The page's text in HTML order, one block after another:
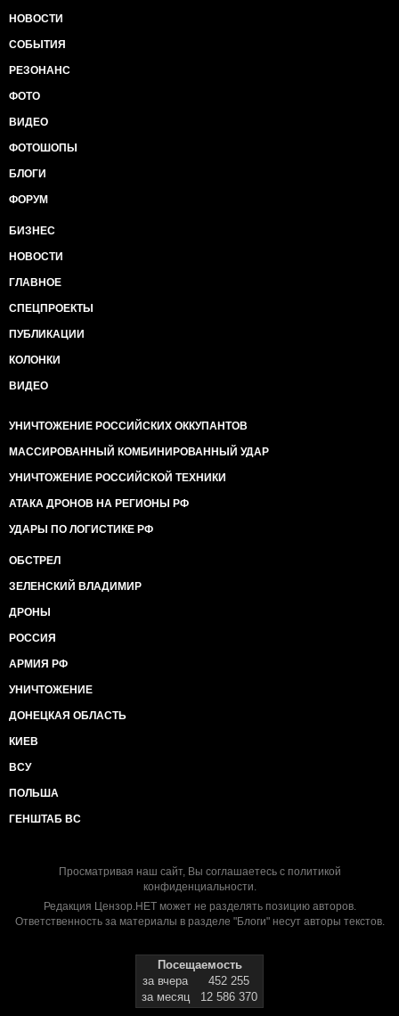
НОВОСТИ
СОБЫТИЯ
РЕЗОНАНС
ФОТО
ВИДЕО
ФОТОШОПЫ
БЛОГИ
ФОРУМ
БИЗНЕС
НОВОСТИ
ГЛАВНОЕ
СПЕЦПРОЕКТЫ
ПУБЛИКАЦИИ
КОЛОНКИ
ВИДЕО
УНИЧТОЖЕНИЕ РОССИЙСКИХ ОККУПАНТОВ
МАССИРОВАННЫЙ КОМБИНИРОВАННЫЙ УДАР
УНИЧТОЖЕНИЕ РОССИЙСКОЙ ТЕХНИКИ
АТАКА ДРОНОВ НА РЕГИОНЫ РФ
УДАРЫ ПО ЛОГИСТИКЕ РФ
ОБСТРЕЛ
ЗЕЛЕНСКИЙ ВЛАДИМИР
ДРОНЫ
РОССИЯ
АРМИЯ РФ
УНИЧТОЖЕНИЕ
ДОНЕЦКАЯ ОБЛАСТЬ
КИЕВ
ВСУ
ПОЛЬША
ГЕНШТАБ ВС
Просматривая наш сайт, Вы соглашаетесь с политикой
конфиденциальности.
Редакция Цензор.НЕТ может не разделять позицию авторов.
Ответственность за материалы в разделе "Блоги" несут авторы текстов.
Посещаемость
за вчера
452 255
за месяц
12 586 370